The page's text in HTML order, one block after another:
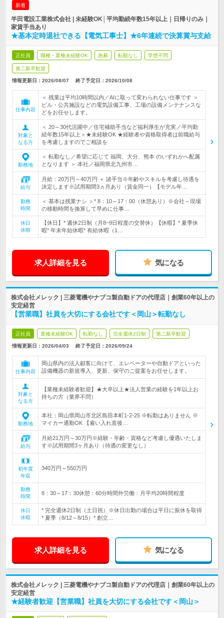
新着
半田電設工業株式会社 | 未経験OK│平均勤続年数15年以上｜日帰りのみ｜
家賃手当あり
★基本定時退社できる【電気工事士】★6年連続で決算賞与支給
正社員 職種・業種未経験OK 急募 転勤なし 学歴不問
第二新卒歓迎
情報更新日：2026/08/07 終了予定日： 2026/10/08
仕事内容
＜ 残業は平均10時間以内／AIに取って変わられない仕事です ＞
ビル・公共施設などの電気設備工事、工場の設備メンテナンスな
どをお任せします。
対象と
なる方
＜ 20～30代活躍中／住宅補助手当など福利厚生が充実／平均勤
続年数15年以上＞★未経験OK ★経験者や資格取得者は前職給与
を考慮しますのでご相談を
勤務地
＜ 転勤なし／希望に応じて 福岡、大分、熊本 のいずれかへ配属
となります ＞ 本社／福岡県北九州市…
給与
月給：20万円～40万円 ＋ 諸手当※年齢やスキルを考慮し待遇を
決定します※試用期間3ヵ月あり（賃金同一）【モデル年…
勤務
時間
＜ 基本は残業ナシ ＞* 8：10～17：00（休憩あり）※会社～現場
の移動時間を換算して早めに仕事…
休日
休暇
【休日】* 週休2日制（月8~9日程度の交替休）【休暇】* 夏季休
暇* 年末年始休暇* 有給休暇（1…
求人詳細を見る 気になる
株式会社メレック | 三菱電機やナブコ製自動ドアの代理店｜創業60年以上の
安定経営
【営業職】社員を大切にする会社です＜岡山＞転勤なし
正社員 業種未経験OK 転勤なし 完全週休2日制 第二新卒歓迎
情報更新日：2026/04/03 終了予定日： 2026/09/24
仕事内容
岡山県内の法人顧客に向けて、エレベーターや自動ドアといった
設備機器の新規導入、更新、保守のご提案をお任せします。
対象と
なる方
【業種未経験者歓迎】★大卒以上★法人営業の経験を1年以上お
持ちの方（業界不問）
勤務地
本社：岡山県岡山市北区島田本町1-2-25 ※転勤はありません ※
マイカー通勤OK 【雇い入れ直後…
給与
月給21万円～30万円※経験・年齢・資格など考慮し優遇いたしま
す※試用期間3ヶ月あり（待遇の変更なし）
初年度
年収
340万円～550万円
勤務
時間
8：30～17：30休憩：60分時間外労働：月平均20時間程度
休日
休暇
* 完全週休2日制（土日祝）※休日出勤の場合は平日に振休を取得
* 夏季（8/12～8/15）* 創立…
求人詳細を見る 気になる
株式会社メレック | 三菱電機やナブコ製自動ドアの代理店｜創業60年以上の
安定経営
★経験者歓迎【営業職】社員を大切にする会社です＜岡山＞